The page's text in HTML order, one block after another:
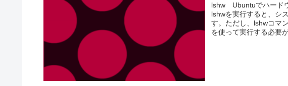
lshw Ubuntuでハード
lshwを実行すると、シ
す。ただし、lshwコマ
を使って実行する必要が